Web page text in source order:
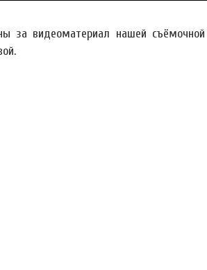
за видеоматериал нашей съёмочной